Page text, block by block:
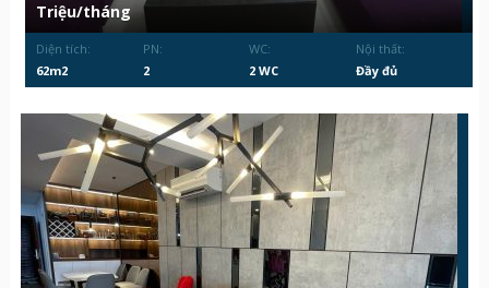
Triệu/tháng
Diện tích:
62m2
PN:
2
WC:
2 WC
Nội thất:
Đầy đủ